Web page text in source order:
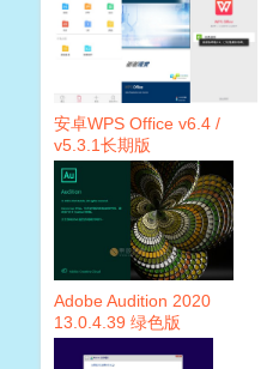
安卓WPS Office v6.4 /
v5.3.1长期版
Adobe Audition 2020
13.0.4.39 绿色版